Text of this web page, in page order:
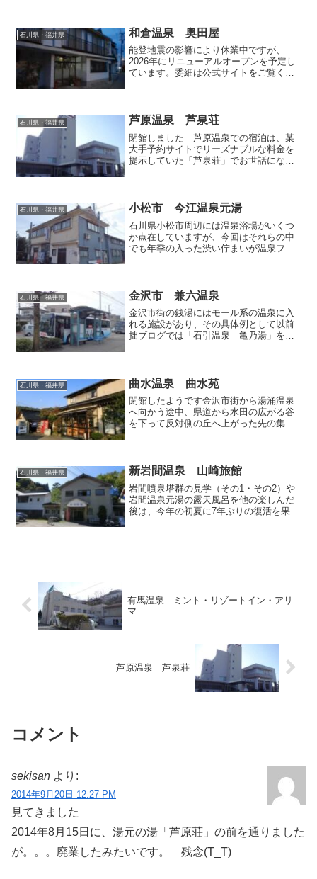
石川県・福井県 和倉温泉 奥田屋
能登地震の影響により休業中ですが、
2026年にリニューアルオープンを予定し
ています。委細は公式サイトをご覧くだ
徴するように巨大且つ豪...
石川県・福井県 芦原温泉 芦泉荘
閉館しました 芦原温泉での宿泊は、某
大手予約サイトでリーズナブルな料金を
提示していた「芦泉荘」でお世話になる
に勤める先生のための保養施...
石川県・福井県 小松市 今江温泉元湯
石川県小松市周辺には温泉浴場がいくつ
か点在していますが、今回はそれらの中
でも年季の入った渋い佇まいが温泉ファ
畔に位置しており、入口は多く...
石川県・福井県 金沢市 兼六温泉
金沢市街の銭湯にはモール系の温泉に入
れる施設があり、その具体例として以前
拙ブログでは「石引温泉 亀乃湯」を取
ている「兼六温泉」を訪ね...
石川県・福井県 曲水温泉 曲水苑
閉館したようです金沢市街から湯涌温泉
へ向かう途中、県道から水田の広がる谷
を下って反対側の丘へ上がった先の集落
うでして、山奥のアクセス...
石川県・福井県 新岩間温泉 山崎旅館
岩間噴泉塔群の見学（その1・その2）や
岩間温泉元湯の露天風呂を他の楽しんだ
後は、今年の初夏に7年ぶりの復活を果た
有馬温泉 ミント・リゾートイン・アリ
マ
芦原温泉 芦泉荘
コメント
sekisan より:
2014年9月20日 12:27 PM
見てきました
2014年8月15日に、湯元の湯「芦原荘」の前を通りました
が。。。廃業したみたいです。 残念(T_T)